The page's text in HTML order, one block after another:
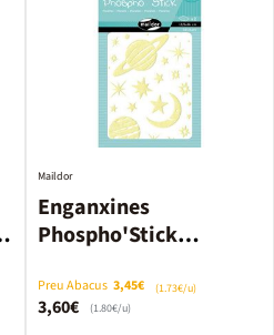
Enganxines
Phospho'Stick
Maildor
Preu Abacus 3,45€ (1.73€/u)
3,60€ (1.80€/u)